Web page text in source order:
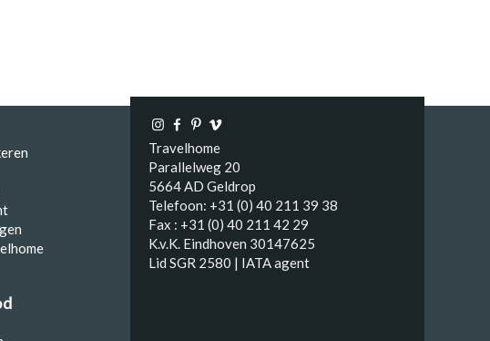
Travelhome
Parallelweg 20
5664 AD Geldrop
Telefoon: +31 (0) 40 211 39 38
Fax : +31 (0) 40 211 42 29
K.v.K. Eindhoven 30147625
Lid SGR 2580 | IATA agent